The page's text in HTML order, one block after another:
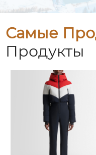
Самые
Продукты